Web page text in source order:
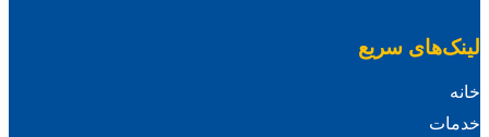
لینک‌های سریع
خانه
خدمات